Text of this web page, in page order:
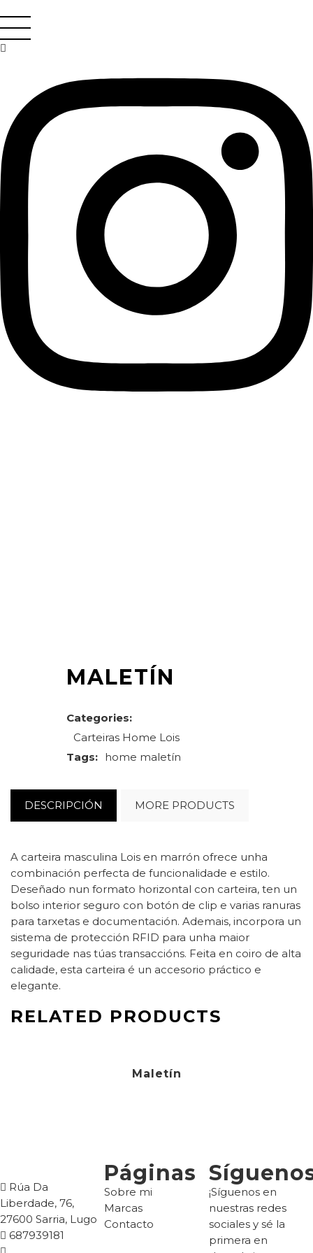
MALETÍN
Categories:
Carteiras Home Lois
Tags: home maletín
DESCRIPCIÓN MORE PRODUCTS
A carteira masculina Lois en marrón ofrece unha
combinación perfecta de funcionalidade e estilo.
Deseñado nun formato horizontal con carteira, ten un
bolso interior seguro con botón de clip e varias ranuras
para tarxetas e documentación. Ademais, incorpora un
sistema de protección RFID para unha maior
seguridade nas túas transaccións. Feita en coiro de alta
calidade, esta carteira é un accesorio práctico e
elegante.
RELATED PRODUCTS
Maletín
Rúa Da
Liberdade, 76,
27600 Sarria, Lugo
687939181
Páginas
Sobre mi
Marcas
Contacto
¡Síguenos en
nuestras redes
sociales y sé la
primera en